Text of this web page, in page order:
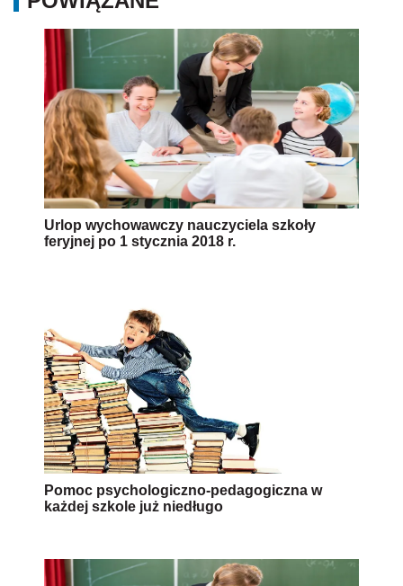
Urlop wychowawczy nauczyciela szkoły
feryjnej po 1 stycznia 2018 r.
Pomoc psychologiczno-pedagogiczna w
każdej szkole już niedługo